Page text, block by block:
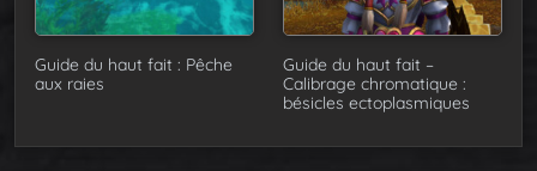
Guide du haut fait : Pêche
aux raies
Guide du haut fait –
Calibrage chromatique :
bésicles ectoplasmiques